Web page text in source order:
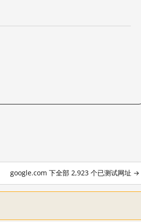
google.com 下全部 2,923 个已测试网址 →